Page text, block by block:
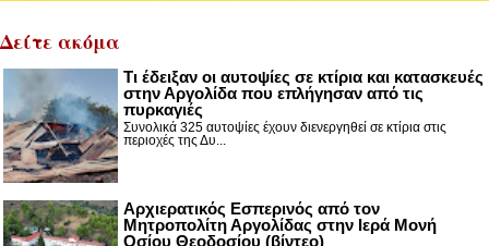
Δείτε ακόμα
Τι έδειξαν οι αυτοψίες σε κτίρια και κατασκευές
στην Αργολίδα που επλήγησαν από τις
πυρκαγιές
Συνολικά 325 αυτοψίες έχουν διενεργηθεί σε κτίρια στις
περιοχές της Δυ...
Αρχιερατικός Εσπερινός από τον
Μητροπολίτη Αργολίδας στην Ιερά Μονή
Οσίου Θεοδοσίου (βίντεο)